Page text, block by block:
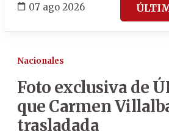
07 ago 2026
Nacionales
Foto exclusiva de
que Carmen
trasladada